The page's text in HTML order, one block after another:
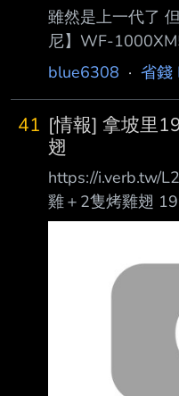
雖然是上一代了
尼】WF-
貨 保固12+6個月
動腰包 滿額登記
8/20 https://
blue6308 · 省錢
41 [情報] 拿坡里
翅
https://i.verb.tw/
雞＋2隻烤雞翅
8/20 6塊普羅旺
https://reurl.cc/